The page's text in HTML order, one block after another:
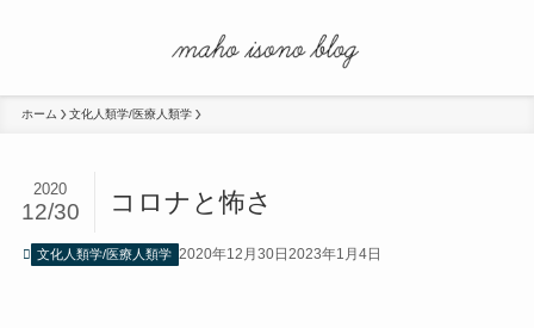
ホーム 文化人類学/医療人類学
コロナと怖さ
2020
12/30
文化人類学/医療人類学 2020年12月30日 2023年1月4日